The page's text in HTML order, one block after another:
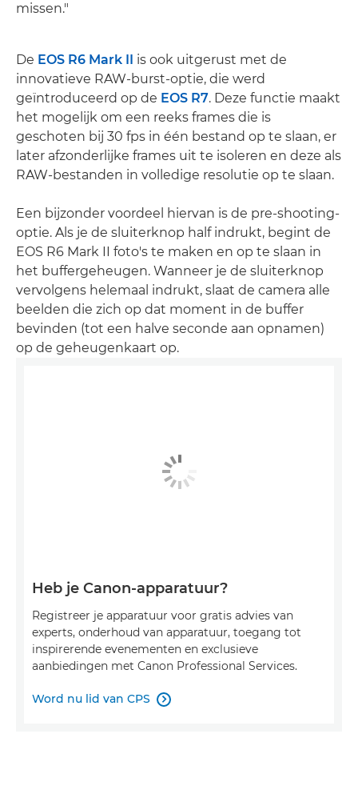
missen."
De EOS R6 Mark II is ook uitgerust met de
innovatieve RAW-burst-optie, die werd
geïntroduceerd op de EOS R7. Deze functie maakt
het mogelijk om een reeks frames die is
geschoten bij 30 fps in één bestand op te slaan, er
later afzonderlijke frames uit te isoleren en deze als
RAW-bestanden in volledige resolutie op te slaan.
Een bijzonder voordeel hiervan is de pre-shooting-
optie. Als je de sluiterknop half indrukt, begint de
EOS R6 Mark II foto's te maken en op te slaan in
het buffergeheugen. Wanneer je de sluiterknop
vervolgens helemaal indrukt, slaat de camera alle
beelden die zich op dat moment in de buffer
bevinden (tot een halve seconde aan opnamen)
op de geheugenkaart op.
Heb je Canon-apparatuur?
Registreer je apparatuur voor gratis advies van
experts, onderhoud van apparatuur, toegang tot
inspirerende evenementen en exclusieve
aanbiedingen met Canon Professional Services.
Word nu lid van CPS 